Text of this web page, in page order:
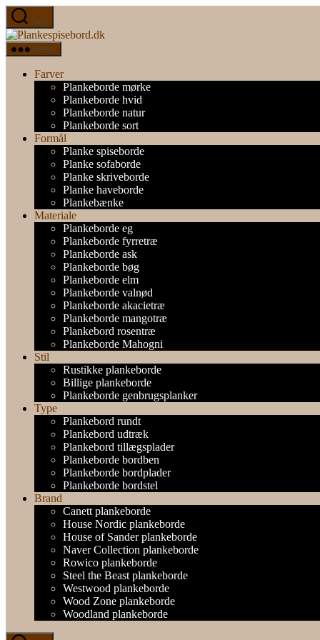
Spring
til
indholdet
Søg
Plankespisebord.dk
Menu
Farver
Plankeborde mørke
Plankeborde hvid
Plankeborde natur
Plankeborde sort
Formål
Planke spiseborde
Planke sofaborde
Planke skriveborde
Planke haveborde
Plankebænke
Materiale
Plankeborde eg
Plankeborde fyrretræ
Plankeborde ask
Plankeborde bøg
Plankeborde elm
Plankeborde valnød
Plankeborde akacietræ
Plankeborde mangotræ
Plankebord rosentræ
Plankeborde Mahogni
Stil
Rustikke plankeborde
Billige plankeborde
Plankeborde genbrugsplanker
Type
Plankebord rundt
Plankebord udtræk
Plankebord tillægsplader
Plankeborde bordben
Plankeborde bordplader
Plankeborde bordstel
Brand
Canett plankeborde
House Nordic plankeborde
House of Sander plankeborde
Naver Collection plankeborde
Rowico plankeborde
Steel the Beast plankeborde
Westwood plankeborde
Wood Zone plankeborde
Woodland plankeborde